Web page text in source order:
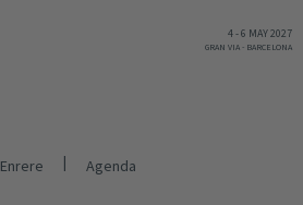
4-6 MAY 2027
GRAN VIA- BARCELONA
Enrere | Agenda